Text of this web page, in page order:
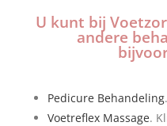
U kunt bij
andere
Pedicure Behandeling
Voetreflex Massage.